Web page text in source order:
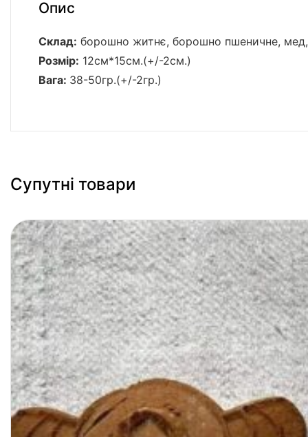
Опис
Склад: борошно житнє, борошно пшеничне,
Розмір: 12см*15см.(+/-2см.)
Вага: 38-50гр.(+/-2гр.)
Супутні товари